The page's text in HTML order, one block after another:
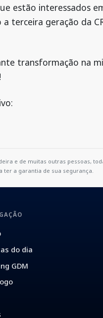
estão interessados
terceira geração da
transformação na
e de muitas outras pessoas,
ter a garantia de sua segurança.
do dia
GDM